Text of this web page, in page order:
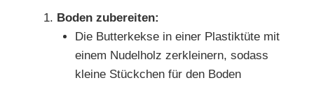
Boden zubereiten:
Die Butterkekse in einer Plastiktüte mit
einem Nudelholz zerkleinern, sodass
kleine Stückchen für den Boden